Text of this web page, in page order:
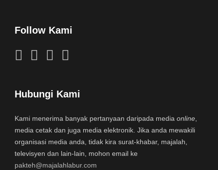
Follow Kami
Hubungi Kami
Kami menerima banyak pertanyaan daripada media online
media cetak dan juga media elektronik. Jika anda mewakili
organisasi media anda, tidak kira surat-khabar, majalah,
televisyen dan lain-lain, mohon email ke
pakteh@majalahlabur.com